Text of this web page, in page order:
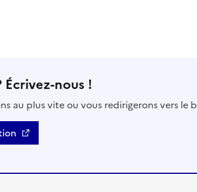
nous !
au plus vite ou vous redirigerons vers le